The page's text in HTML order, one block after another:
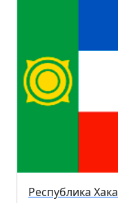
Республика